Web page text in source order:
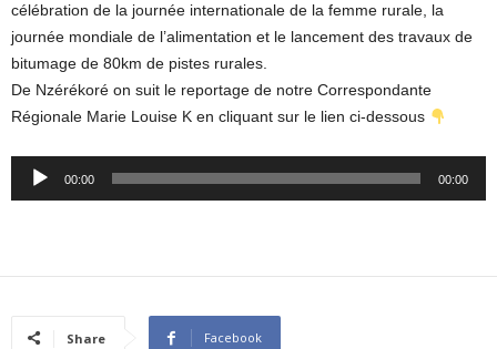
célébration de la journée internationale de la femme rurale, la
journée mondiale de l’alimentation et le lancement des travaux de
bitumage de 80km de pistes rurales.
De Nzérékoré on suit le reportage de notre Correspondante
Régionale Marie Louise K en cliquant sur le lien ci-dessous
Audio
00:00 00:00
Share Facebook